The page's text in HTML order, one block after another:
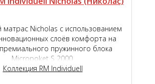
Nicholas с использованием
слоёв комфорта на
пружинного блока
Micropoket S 2000.
Коллекция RM Individuell